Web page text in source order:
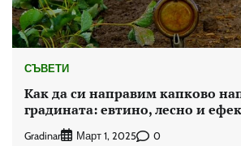
СЪВЕТИ
Как да си направим капково
градината: евтино, лесно и
Gradinar Март 1, 2025 0